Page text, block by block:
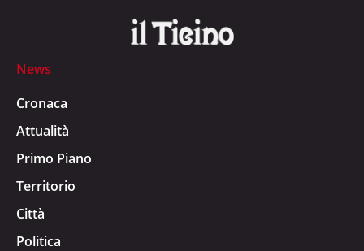
News
Cronaca
Attualità
Primo Piano
Territorio
Città
Politica